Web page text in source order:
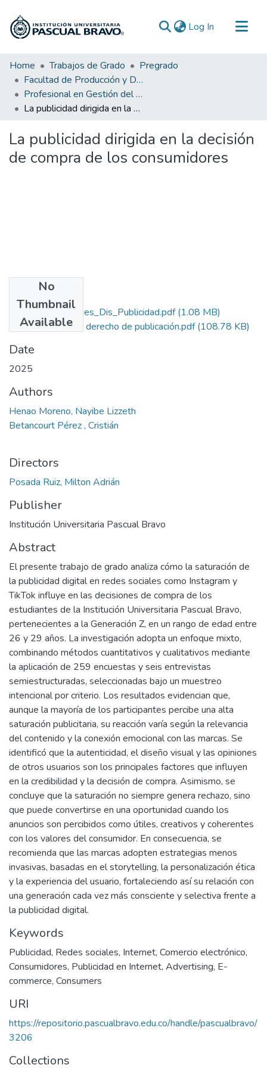
Log In (current)
Communities & Collections
All of DSpace
Statistics
Home Trabajos de Grado
Pregrado
Facultad de Producción y Diseño
Profesional en Gestión del Diseño
La publicidad dirigida en la decisión de compra de los consumidores
La publicidad dirigida en la decisión
de compra de los consumidores
No
Thumbnail
Available
Rep_IUPB_Pro_Ges_Dis_Publicidad.pdf(1.08 MB)
Autorización de derecho de publicación.pdf(108.78 KB)
Date
2025
Authors
Henao Moreno, Nayibe Lizzeth
Betancourt Pérez , Cristián
Directors
Posada Ruiz, Milton Adrián
Publisher
Institución Universitaria Pascual Bravo
Abstract
El presente trabajo de grado analiza cómo la saturación de
la publicidad digital en redes sociales como Instagram y
TikTok influye en las decisiones de compra de los
estudiantes de la Institución Universitaria Pascual Bravo,
pertenecientes a la Generación Z, en un rango de edad entre
26 y 29 años. La investigación adopta un enfoque mixto,
combinando métodos cuantitativos y cualitativos mediante
la aplicación de 259 encuestas y seis entrevistas
semiestructuradas, seleccionadas bajo un muestreo
intencional por criterio. Los resultados evidencian que,
aunque la mayoría de los participantes percibe una alta
saturación publicitaria, su reacción varía según la relevancia
del contenido y la conexión emocional con las marcas. Se
identificó que la autenticidad, el diseño visual y las opiniones
de otros usuarios son los principales factores que influyen
en la credibilidad y la decisión de compra. Asimismo, se
concluye que la saturación no siempre genera rechazo, sino
que puede convertirse en una oportunidad cuando los
anuncios son percibidos como útiles, creativos y coherentes
con los valores del consumidor. En consecuencia, se
recomienda que las marcas adopten estrategias menos
invasivas, basadas en el storytelling, la personalización ética
y la experiencia del usuario, fortaleciendo así su relación con
una generación cada vez más consciente y selectiva frente a
la publicidad digital.
Keywords
Publicidad, Redes sociales, Internet, Comercio electrónico,
Consumidores, Publicidad en Internet, Advertising, E-
commerce, Consumers
URI
https://repositorio.pascualbravo.edu.co/handle/pascualbravo/
3206
Collections